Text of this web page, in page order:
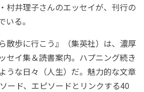
村井理子さんのエッセイが、刊行の
いる。
散歩に行こう』（集英社）は、濃厚
セイ集＆読書案内。ハプニング続き
うな日々（人生）だ。魅力的な文章
ード、エピソードとリンクする40